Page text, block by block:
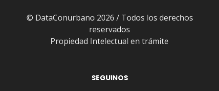
© DataConurbano 2026 / Todos los derechos
reservados
Propiedad Intelectual en trámite
SEGUINOS